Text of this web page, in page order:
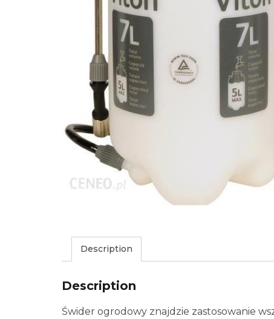
Description
Description
Świder ogrodowy znajdzie zastosowanie